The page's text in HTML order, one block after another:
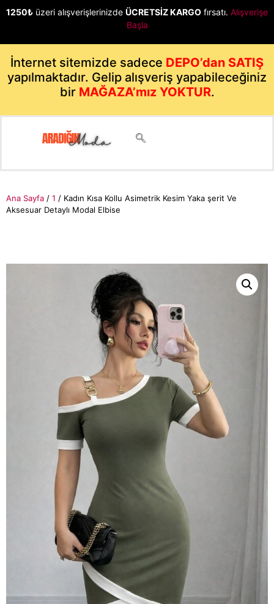
1250₺ üzeri alışverişlerinizde ÜCRETSİZ KARGO fırsatı. Alışverişe
Başla
İnternet sitemizde sadece DEPO’dan SATIŞ
yapılmaktadır. Gelip alışveriş yapabileceğiniz
bir MAĞAZA’mız YOKTUR.
Ana Sayfa / 1 / Kadın Kısa Kollu Asimetrik Kesim Yaka şerit Ve
Aksesuar Detaylı Modal Elbise